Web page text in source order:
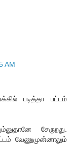
AM
படித்தா பட்டம்
சேருறது.
வேணுமுன்னாலும்